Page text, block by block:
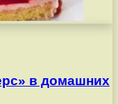
в домашних